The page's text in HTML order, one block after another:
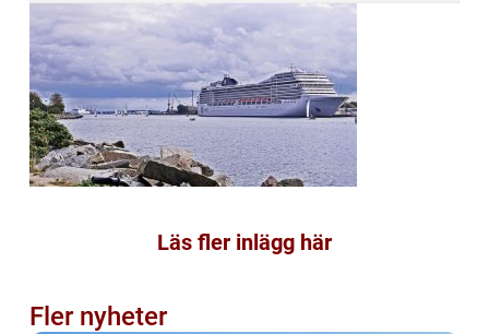
Läs fler inlägg här
Fler nyheter